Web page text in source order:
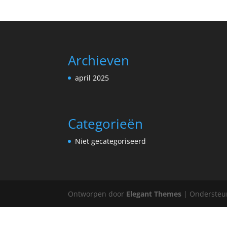
Archieven
april 2025
Categorieën
Niet gecategoriseerd
Ontworpen door Elegant Themes |